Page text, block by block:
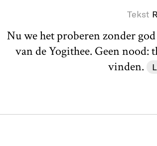
Tekst
Nu we het proberen zonder
van de Yogithee. Geen nood:
vinden.